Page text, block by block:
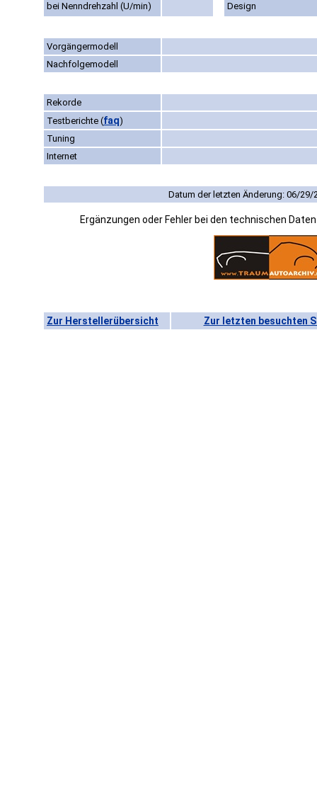
bei Nenndrehzahl (U/min)
Design
Vorgängermodell
Nachfolgemodell
Rekorde
Testberichte (faq)
Tuning
Internet
Datum der letzten Änderung: 06/29/
Ergänzungen oder Fehler bei den technischen
Zur Herstellerübersicht Zur letzten besuchten